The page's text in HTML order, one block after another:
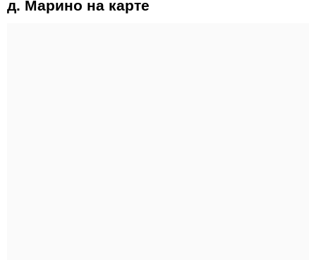
д. Марино на карте